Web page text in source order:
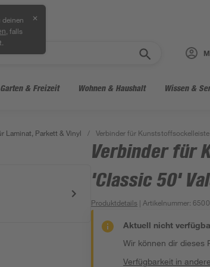
deinen
, falls
✕
Garten & Freizeit Wohnen & Haushalt Wissen &
Laminat, Parkett & Vinyl / Verbinder für
Verbinder für
'Classic 50'
Produktdetails | Artikelnummer:
Aktuell nicht
Wir können dir dieses
Verfügbarkeit in